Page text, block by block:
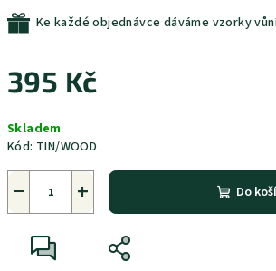
Ke každé objednávce dáváme vzorky vůní
395 Kč
cena:
Skladem
Kód: TIN/WOOD
+
− Do